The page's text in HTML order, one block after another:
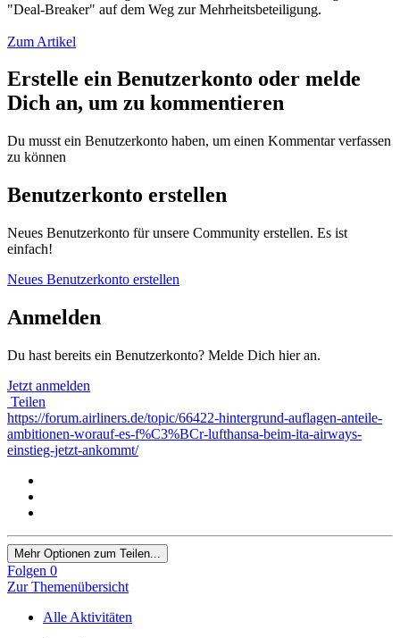
"Deal-Breaker" auf dem Weg zur Mehrheitsbeteiligung.
Zum Artikel
Erstelle ein Benutzerkonto oder melde
Dich an, um zu kommentieren
Du musst ein Benutzerkonto haben, um einen Kommentar verfassen
zu können
Benutzerkonto erstellen
Neues Benutzerkonto für unsere Community erstellen. Es ist
einfach!
Neues Benutzerkonto erstellen
Anmelden
Du hast bereits ein Benutzerkonto? Melde Dich hier an.
Jetzt anmelden
Teilen
https://forum.airliners.de/topic/66422-hintergrund-auflagen-anteile-
ambitionen-worauf-es-f%C3%BCr-lufthansa-beim-ita-airways-
einstieg-jetzt-ankommt/
Mehr Optionen zum Teilen...
Folgen 0
Zur Themenübersicht
Alle Aktivitäten